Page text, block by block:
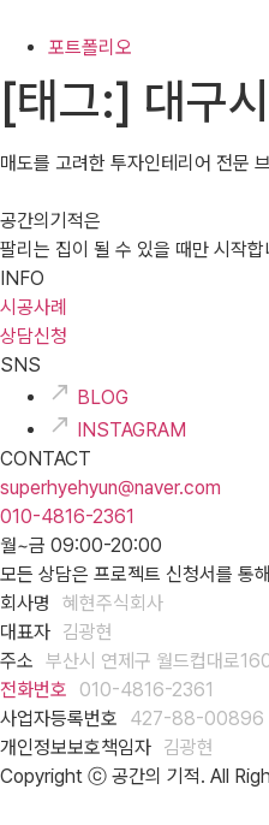
포트폴리오
[태그:] 대구
매도를 고려한 투자인테리어 전문
공간의기적은
팔리는 집이 될 수 있을 때만 시작합
INFO
시공사례
상담신청
SNS
BLOG
INSTAGRAM
CONTACT
superhyehyun@naver.com
010-4816-2361
월~금 09:00-20:00
모든 상담은 프로젝트 신청서를 통
회사명
혜현주식회사
대표자 김광현
주소 부산시 연제구 월드컵대로
전화번호
010-4816-2361
사업자등록번호
427-88-00896
개인정보보호책임자 김광현
Copyright ⓒ 공간의 기적. All